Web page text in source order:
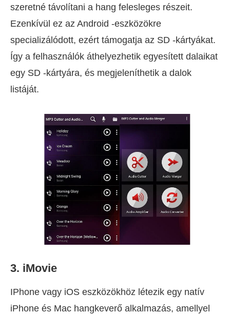
szeretné távolítani a hang felesleges részeit.
Ezenkívül ez az Android -eszközökre
specializálódott, ezért támogatja az SD -kártyákat.
Így a felhasználók áthelyezhetik egyesített dalaikat
egy SD -kártyára, és megjeleníthetik a dalok
listáját.
3. iMovie
IPhone vagy iOS eszközökhöz létezik egy natív
iPhone és Mac hangkeverő alkalmazás, amellyel